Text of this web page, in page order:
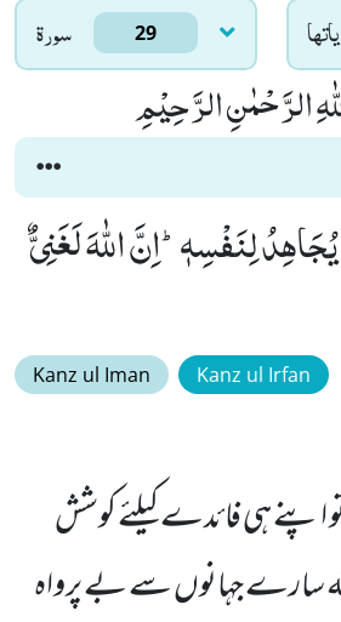
سورۃ 29
الرَّحْمٰنِ الرَّحِیْمِ
لِنَفْسِهٖؕ-اِنَّ اللّٰهَ لَغَنِیٌّ
Kanz ul Iman Kanz ul Irfan
ہی فائدے کیلئے کوشش
سارے جہانوں سے بے پرواہ